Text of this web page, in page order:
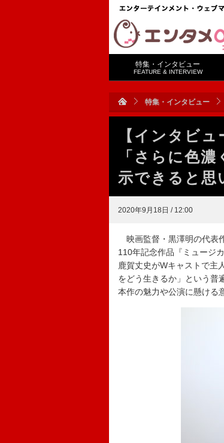
特集・インタビュー
FEATURE & INTERVIEW
特集・インタビュー
【インタビ
「さらに色
示できると思
2020年9月18日 / 12:00
映画監督・黒澤明の代表
110年記念作品『ミュージ
鹿賀丈史がWキャストで主
をどう生きるか」という普
本作の魅力や公演に懸ける